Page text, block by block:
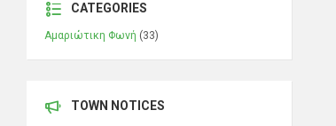
CATEGORIES
Αμαριώτικη Φωνή (33)
TOWN NOTICES